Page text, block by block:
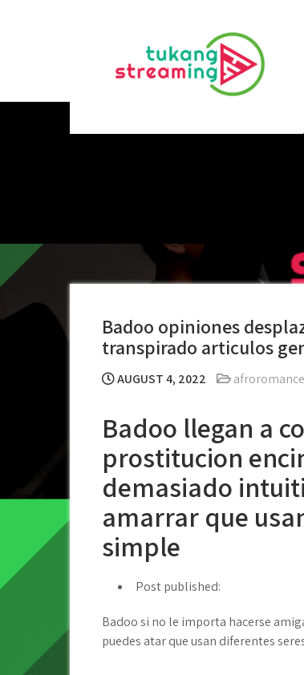
Badoo opiniones
transpirado articulos
AUGUST 4, 2022
Badoo llegan a
prostitucion
demasiado
amarrar que
simple
Post published:
Badoo si no le importa hacerse
puedes atar que usan diferentes